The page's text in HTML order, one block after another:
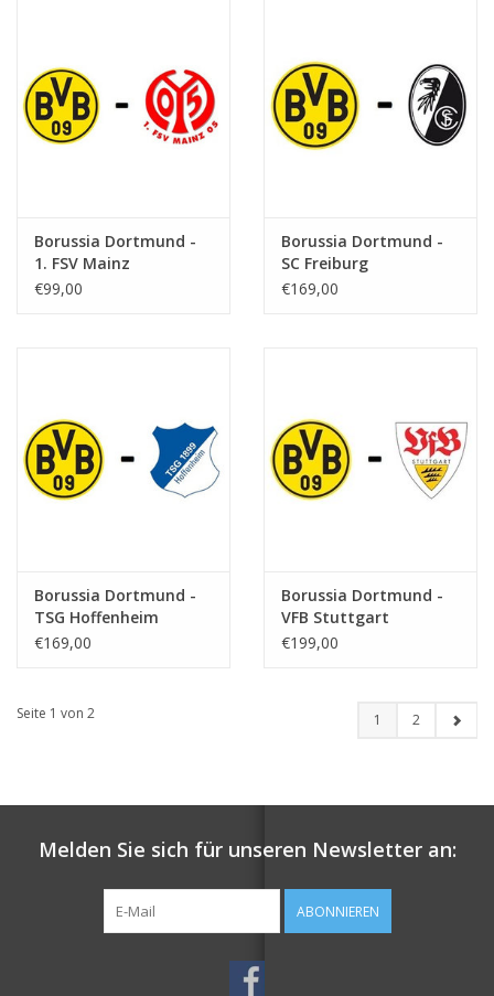
Borussia Dortmund -
1. FSV Mainz
€99,00
Borussia Dortmund -
SC Freiburg
€169,00
Borussia Dortmund -
TSG Hoffenheim
€169,00
Borussia Dortmund -
VFB Stuttgart
€199,00
Seite 1 von 2 1 2
Melden Sie sich für unseren Newsletter an:
ABONNIEREN